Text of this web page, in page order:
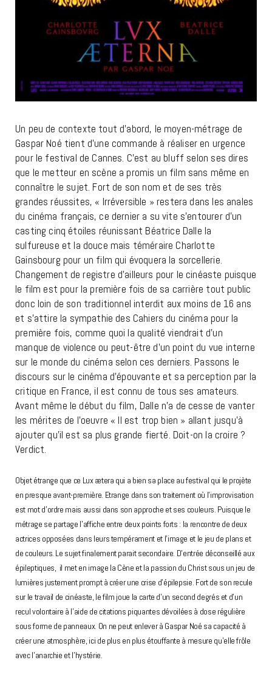
Un peu de contexte tout d’abord, le moyen-métrage de
Gaspar Noé tient d’une commande à réaliser en urgence
pour le festival de Cannes. C’est au bluff selon ses dires
que le metteur en scène a promis un film sans même en
connaître le sujet. Fort de son nom et de ses très
grandes réussites, « Irréversible » restera dans les anales
du cinéma français, ce dernier a su vite s’entourer d’un
casting cinq étoiles réunissant Béatrice Dalle la
sulfureuse et la douce mais téméraire Charlotte
Gainsbourg pour un film qui évoquera la sorcellerie.
Changement de registre d’ailleurs pour le cinéaste puisque
le film est pour la première fois de sa carrière tout public
donc loin de son traditionnel interdit aux moins de 16 ans
et s’attire la sympathie des Cahiers du cinéma pour la
première fois, comme quoi la qualité viendrait d’un
manque de violence ou peut-être d’un point du vue interne
sur le monde du cinéma selon ces derniers. Passons le
discours sur le cinéma d’épouvante et sa perception par la
critique en France, il est connu de tous ses amateurs.
Avant même le début du film, Dalle n’a de cesse de vanter
les mérites de l’oeuvre « Il est trop bien » allant jusqu’à
ajouter qu’il est sa plus grande fierté. Doit-on la croire ?
Verdict.
Objet étrange que ce Lux ætera qui a bien sa place au festival qui le projète
en presque avant-première. Etrange dans son traitement où l’improvisation
est mot d’ordre mais aussi dans son approche et ses couleurs. Puisque le
métrage se partage l’affiche entre deux points forts : la rencontre de deux
actrices opposées dans leurs tempérament et l’image et le jeu de plans et
de couleurs. Le sujet finalement parait secondaire. D’entrée déconseillé aux
épileptiques, il met en image la Cène et la passion du Christ sous un jeu de
lumières justement prompt à créer une crise d’épilepsie. Fort de son recule
sur le travail de cinéaste, le film joue la carte d’un second degrés et d’un
recul volontaire à l’aide de citations piquantes dévoilées à dose régulière
sous forme de panneaux. On ne peut enlever à Gaspar Noé sa capacité à
créer une atmosphère, ici de plus en plus étouffante à mesure qu’elle frôle
avec l’anarchie et l’hystérie.